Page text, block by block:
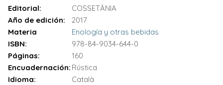
Editorial:
COSSETÀNIA
Año de edición:
2017
Materia
Enología y otras bebidas
ISBN:
978-84-9034-644-0
Páginas:
160
Encuadernación: Rústica
Idioma:
Català